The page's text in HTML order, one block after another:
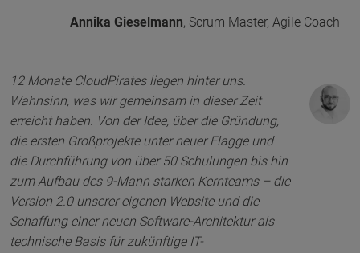
Annika Gieselmann, Scrum Master, Agile Coach
12 Monate CloudPirates liegen hinter uns.
Wahnsinn, was wir gemeinsam in dieser Zeit
erreicht haben. Von der Idee, über die Gründung,
die ersten Großprojekte unter neuer Flagge und
die Durchführung von über 50 Schulungen bis hin
zum Aufbau des 9-Mann starken Kernteams – die
Version 2.0 unserer eigenen Website und die
Schaffung einer neuen Software-Architektur als
technische Basis für zukünftige IT-